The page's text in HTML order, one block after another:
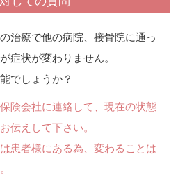
治療で他の病院、接骨院に通っ
症状が変わりません。
でしょうか？
険会社に連絡して、現在の状態
伝えして下さい。
患者様にある為、変わることは